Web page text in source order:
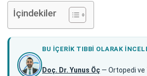
İçindekiler
BU IÇERIK TIBBI OLARAK
Doç. Dr. Yunus Öç — Ortopedi